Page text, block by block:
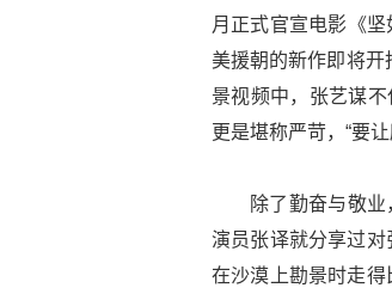
月正式官宣电影《
美援朝的新作即将开
景视频中，张艺谋
更是堪称严苛，“要
除了勤奋与敬
演员张译就分享过对
在沙漠上勘景时走得